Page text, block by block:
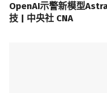
OpenAI示警新模型
技 | 中央社 CNA